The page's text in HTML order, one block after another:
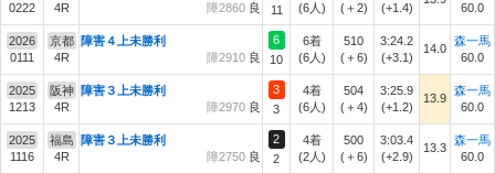
0222
4R
障2860 良
11
(6人)
(＋2)
(+1.4)
60.0
2026
0111
京都
4R
障害４上未勝利
障2910 良
6
10
6着
(6人)
510
(＋6)
3:24.2
(+3.1)
14.0
森一馬
60.0
2025
1213
阪神
4R
障害３上未勝利
障2970 良
3
3
4着
(6人)
504
(＋4)
3:25.9
(+1.2)
13.9
森一馬
60.0
2025
1116
福島
4R
障害３上未勝利
障2750 良
2
2
4着
(2人)
500
(＋6)
3:03.4
(+2.9)
13.3
森一馬
60.0